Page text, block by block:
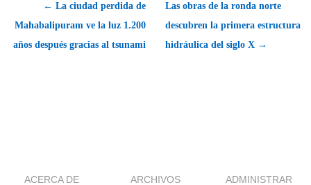
← La ciudad perdida de
Mahabalipuram ve la luz 1.200
años después gracias al tsunami
Las obras de la ronda norte
descubren la primera estructura
hidráulica del siglo X →
ACERCA DE ARCHIVOS ADMINISTRAR